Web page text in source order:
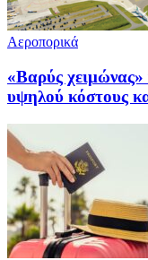
Αεροπορικά
«Βαρύς χειμώνας»
υψηλού κόστους